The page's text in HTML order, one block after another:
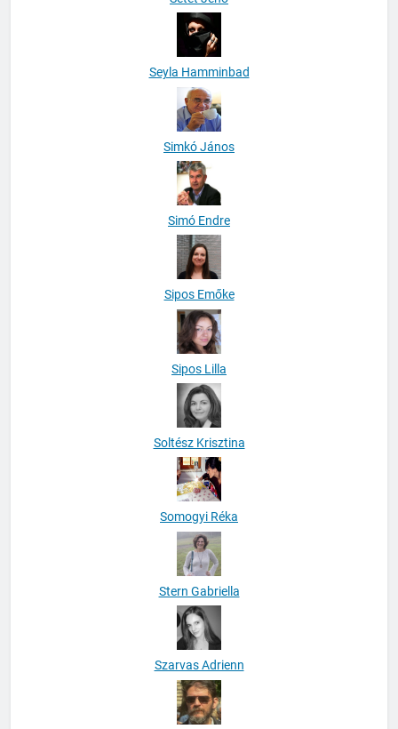
Seyla Hamminbad
Simkó János
Simó Endre
Sipos Emőke
Sipos Lilla
Soltész Krisztina
Somogyi Réka
Stern Gabriella
Szarvas Adrienn